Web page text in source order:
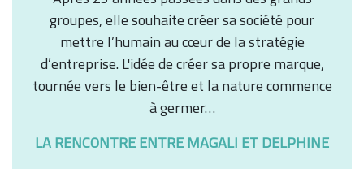
groupes, elle souhaite créer sa société pour
mettre l’humain au cœur de la stratégie
d’entreprise. L'idée de créer sa propre marque,
tournée vers le bien-être et la nature commence
à germer…
LA RENCONTRE ENTRE MAGALI ET DELPHINE